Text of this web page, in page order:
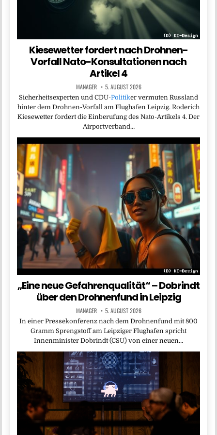
Kiesewetter fordert nach Drohnen-
Vorfall Nato-Konsultationen nach
Artikel 4
MANAGER 5. AUGUST 2026
Sicherheitsexperten und CDU-Politiker vermuten Russland
hinter dem Drohnen-Vorfall am Flughafen Leipzig. Roderich
Kiesewetter fordert die Einberufung des Nato-Artikels 4. Der
Airportverband…
„Eine neue Gefahrenqualität“ – Dobrindt
über den Drohnenfund in Leipzig
MANAGER 5. AUGUST 2026
In einer Pressekonferenz nach dem Drohnenfund mit 800
Gramm Sprengstoff am Leipziger Flughafen spricht
Innenminister Dobrindt (CSU) von einer neuen…